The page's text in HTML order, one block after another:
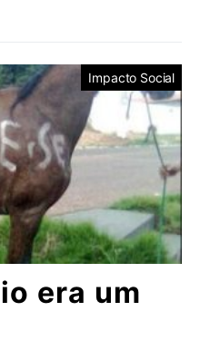
Impacto Social
era um